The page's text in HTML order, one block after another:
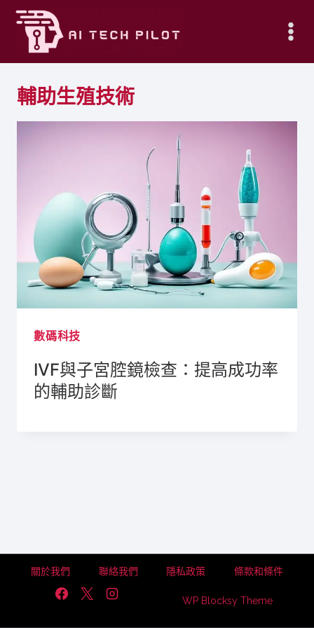
Skip
content
輔助生殖技術
數碼科技
IVF與子宮腔鏡檢查：提高成功率
的輔助診斷
關於我們 聯絡我們 隱私政策 條款和條件
WP Blocksy Theme